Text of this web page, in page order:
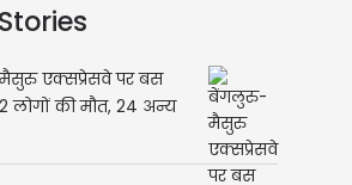
एक्सप्रेसवे पर बस
लोगों की मौत, 24 अन्य